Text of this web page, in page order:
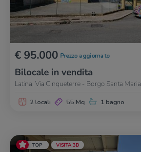
€ 95.000 Prezzo aggiornato
Bilocale in vendita
Latina, Via Cinqueterre - Borgo Santa Maria
2 locali 55 Mq 1 bagno
TOP VISITA 3D